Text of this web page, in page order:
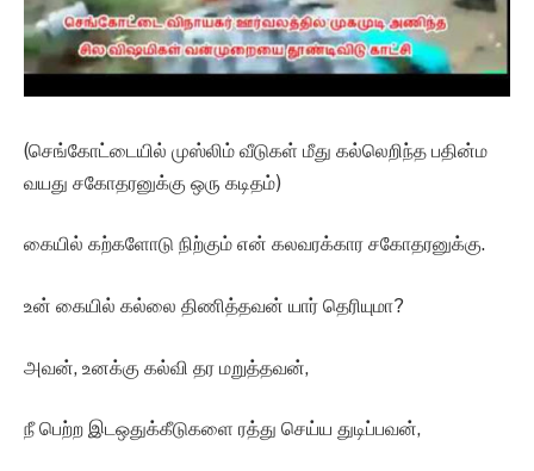
(செங்கோட்டையில் முஸ்லிம் வீடுகள் மீது கல்லெறிந்த பதின்ம
வயது சகோதரனுக்கு ஒரு கடிதம்)
கையில் கற்களோடு நிற்கும் என் கலவரக்கார சகோதரனுக்கு.
உன் கையில் கல்லை திணித்தவன் யார் தெரியுமா?
அவன், உனக்கு கல்வி தர மறுத்தவன்,
நீ பெற்ற இடஒதுக்கீடுகளை ரத்து செய்ய துடிப்பவன்,